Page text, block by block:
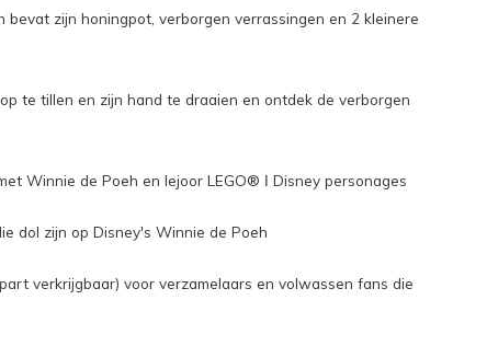
bevat zijn honingpot, verborgen verrassingen en 2 kleinere
te tillen en zijn hand te draaien en ontdek de verborgen
Winnie de Poeh en Iejoor LEGO® ǀ Disney personages
dol zijn op Disney's Winnie de Poeh
verkrijgbaar) voor verzamelaars en volwassen fans die